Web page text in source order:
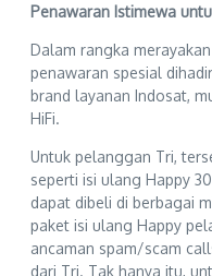
Penawaran Istimewa
Dalam rangka
penawaran spesial
brand layanan Indosat,
HiFi.
Untuk pelanggan Tri,
seperti isi ulang Happy
dapat dibeli di berbagai
paket isi ulang Happy
ancaman spam/scam
dari Tri. Tak hanya itu,